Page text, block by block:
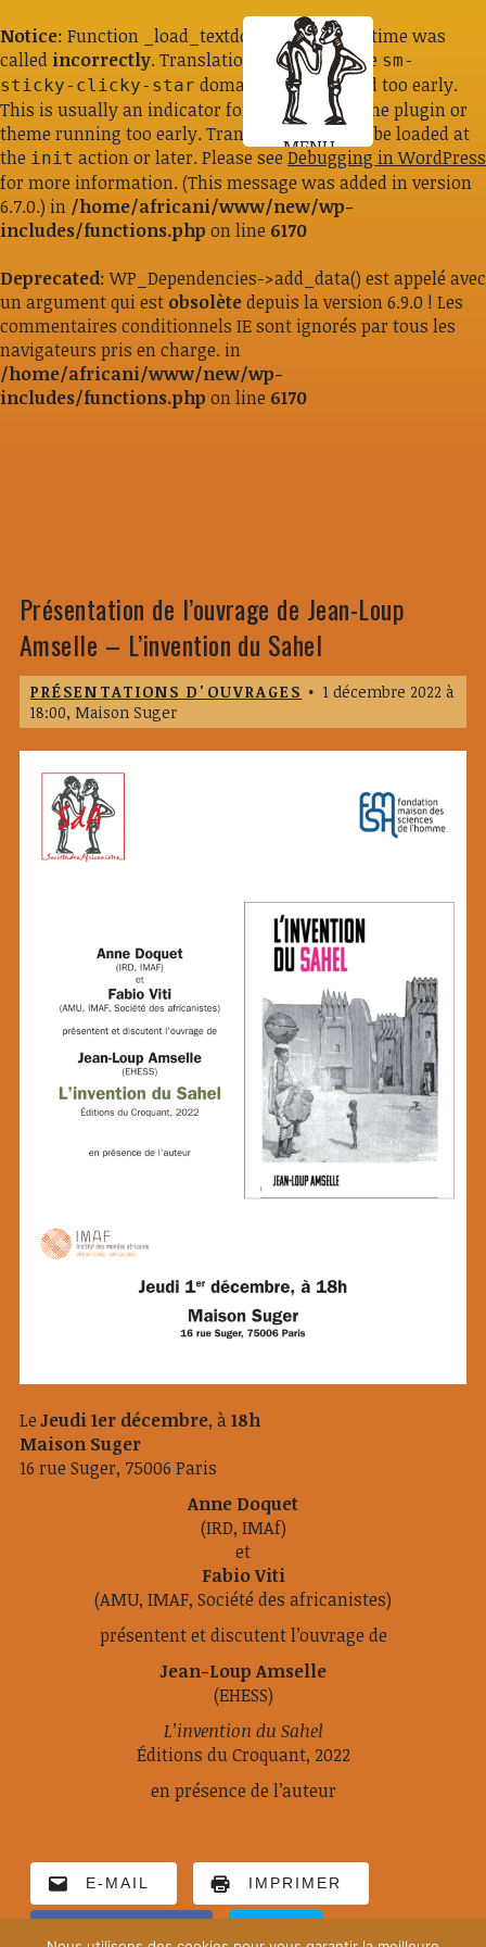
Notice: Function _load_textdomain_just_in_time was
called incorrectly. Translation loading for the sm-
sticky-clicky-star domain was triggered too early.
This is usually an indicator for some code in the plugin or
theme running too early. Translations should be loaded at
the init action or later. Please see Debugging in WordPress
for more information. (This message was added in version
6.7.0.) in /home/africani/www/new/wp-
includes/functions.php on line 6170
Deprecated: WP_Dependencies->add_data() est appelé avec
un argument qui est obsolètedepuis la version 6.9.0 ! Les
commentaires conditionnels IE sont ignorés par tous les
navigateurs pris en charge. in
/home/africani/www/new/wp-
includes/functions.php on line 6170
Présentation de l’ouvrage de Jean-Loup
Amselle – L’invention du Sahel
PRÉSENTATIONS D'OUVRAGES • 1 décembre 2022 à
18:00, Maison Suger
LeJeudi 1er décembre, à18h
Maison Suger
16 rue Suger, 75006 Paris
Anne Doquet
(IRD, IMAf)
et
Fabio Viti
(AMU, IMAF, Société des africanistes)
présentent et discutent l’ouvrage de
Jean-Loup Amselle
(EHESS)
L’invention du Sahel
Éditions du Croquant, 2022
en présence de l’auteur
E-MAIL IMPRIMER
MENU